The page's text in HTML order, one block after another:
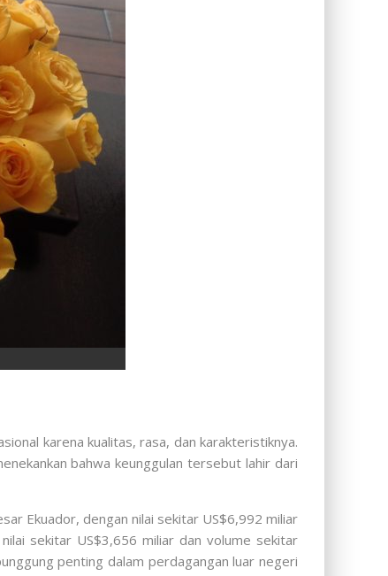
karena kualitas, rasa, dan karakteristiknya.
bahwa keunggulan tersebut lahir dari
Ekuador, dengan nilai sekitar US$6,992 miliar
sekitar US$3,656 miliar dan volume sekitar
penting dalam perdagangan luar negeri